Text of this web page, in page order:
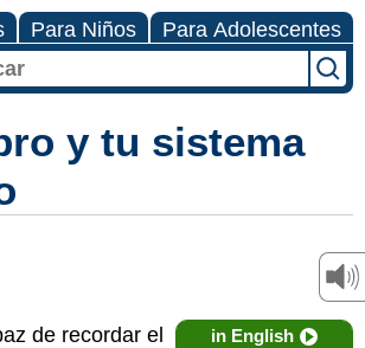
Para Niños Para Adolescentes
y tu sistema
in English
de recordar el